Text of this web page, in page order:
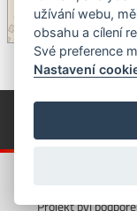
©OpenStreetMap
© Píseckem /
© 2018 - 2026
Projekt byl
užívání webu,
obsahu a cílení
Své preference
Nastavení